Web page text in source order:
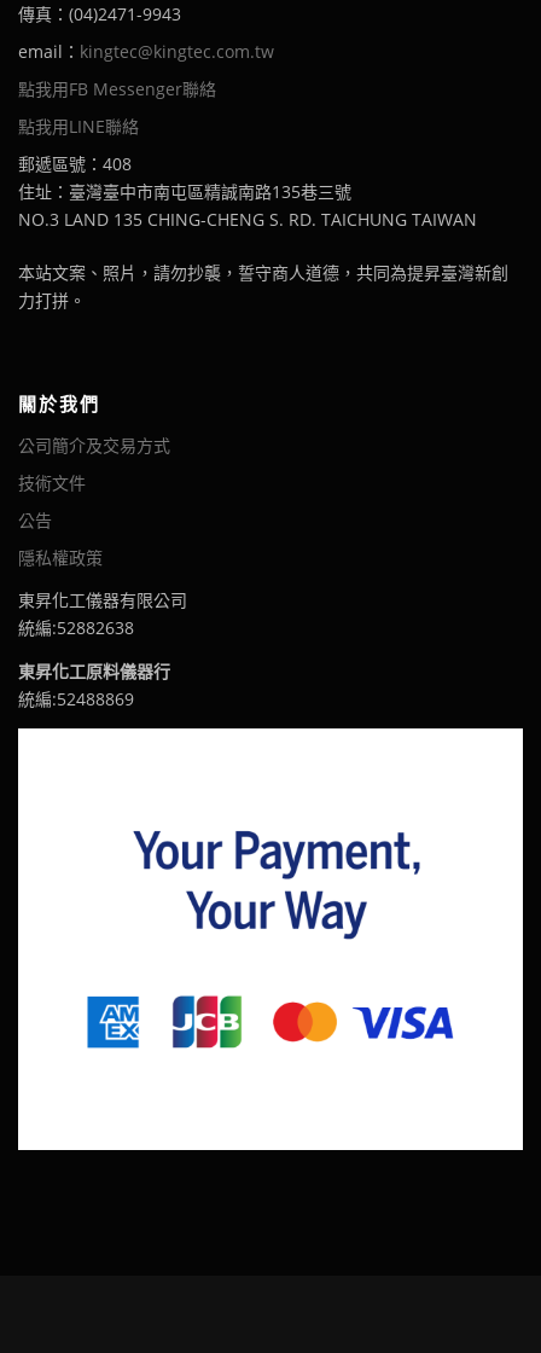
傳真：(04)2471-9943
email： kingtec@kingtec.com.tw
點我用FB Messenger聯絡
點我用LINE聯絡
郵遞區號：408
住址：臺灣臺中市南屯區精誠南路135巷三號
NO.3 LAND 135 CHING-CHENG S. RD. TAICHUNG TAIWAN
本站文案、照片，請勿抄襲，誓守商人道德，共同為提昇臺灣新創
力打拼。
關於我們
公司簡介及交易方式
技術文件
公告
隱私權政策
東昇化工儀器有限公司
統編:52882638
東昇化工原料儀器行
統編:52488869